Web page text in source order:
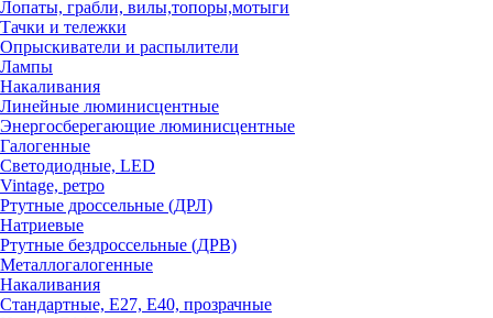
Лопаты, грабли, вилы,топоры,мотыги
Тачки и тележки
Опрыскиватели и распылители
Лампы
Накаливания
Линейные люминисцентные
Энергосберегающие люминисцентные
Галогенные
Светодиодные, LED
Vintage, ретро
Ртутные дроссельные (ДРЛ)
Натриевые
Ртутные бездроссельные (ДРВ)
Металлогалогенные
Накаливания
Стандартные, Е27, Е40, прозрачные